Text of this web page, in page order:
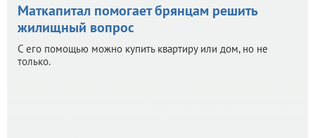
Маткапитал помогает брянцам решить
жилищный вопрос
С его помощью можно купить квартиру или дом, но не
только.